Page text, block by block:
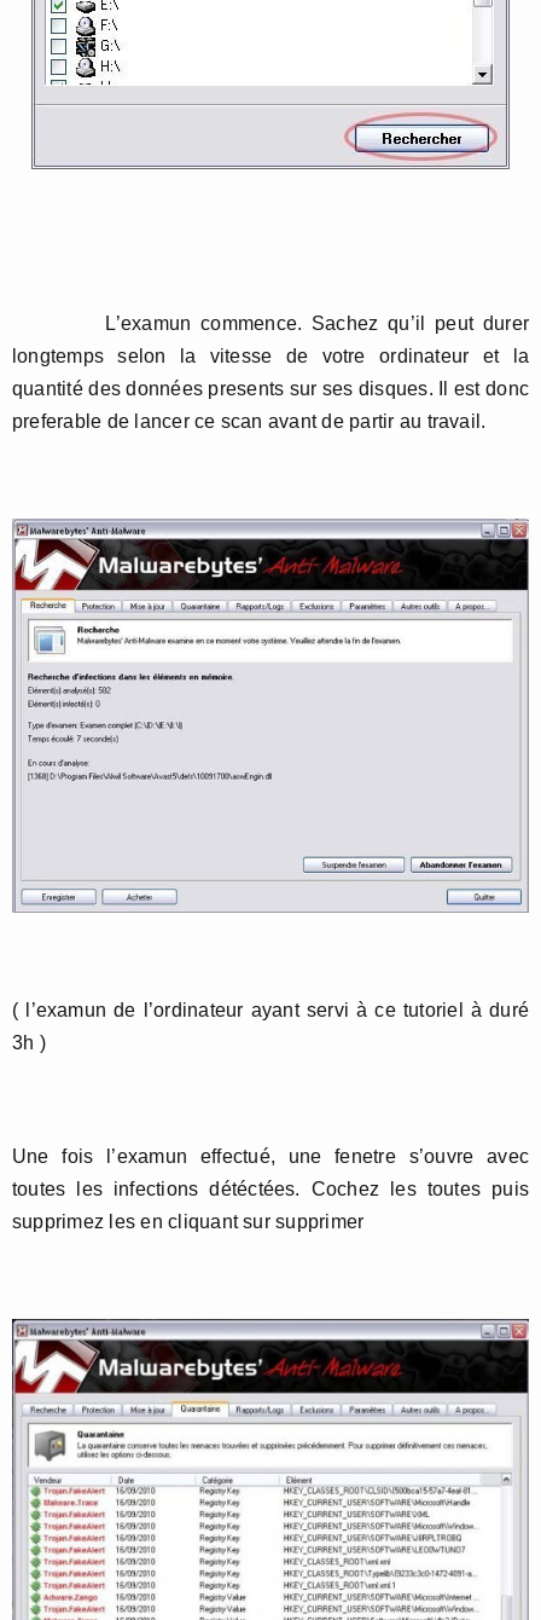
L’examun commence. Sachez qu’il peut durer
longtemps selon la vitesse de votre ordinateur et la
quantité des données presents sur ses disques. Il est donc
preferable de lancer ce scan avant de partir au travail.
( l’examun de l’ordinateur ayant servi à ce tutoriel à duré
3h )
Une fois l’examun effectué, une fenetre s’ouvre avec
toutes les infections détéctées. Cochez les toutes puis
supprimez les en cliquant sur supprimer